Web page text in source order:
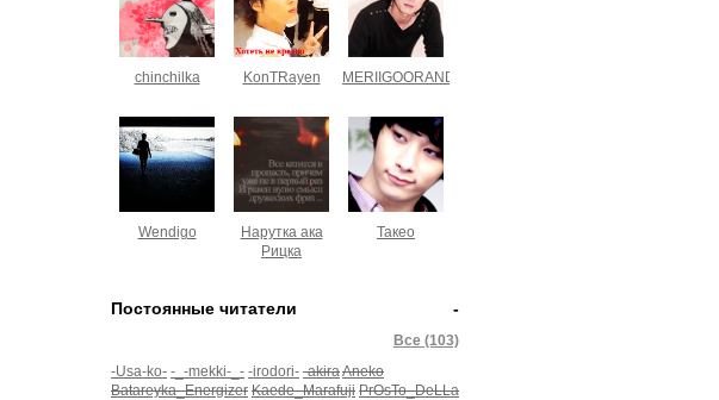
chinchilka KonTRayen MERIIGOORANDO
Wendigo
Нарутка ака
Рицка
Такео
-
Постоянные читатели
Все (103)
-Usa-ko- -_-mekki-_- -irodori- -akiraAneko
Batareyka_Energizer Kaede_Marafuji PrOsTo_DeLLa